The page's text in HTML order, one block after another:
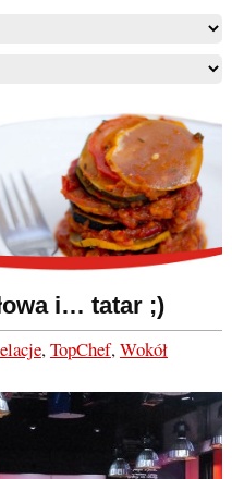
i… tatar ;)
,TopChef,Wokół